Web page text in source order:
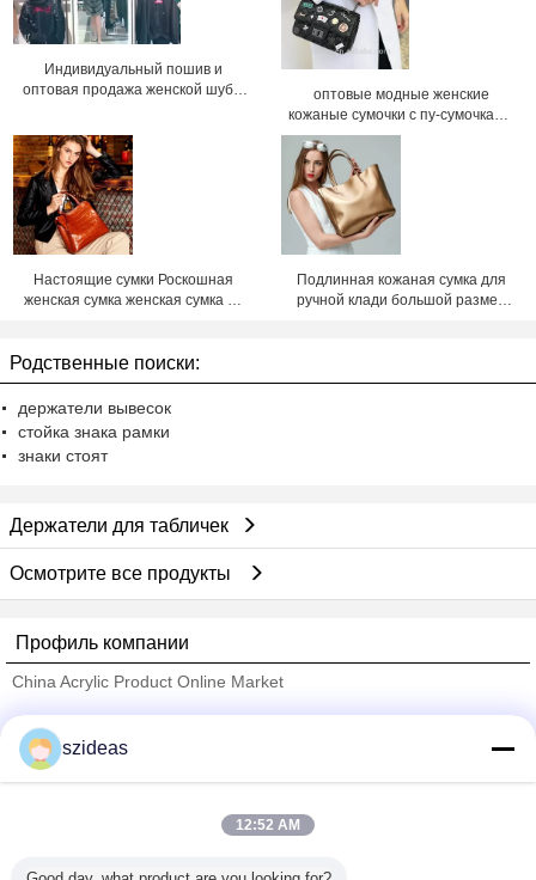
Индивидуальный пошив и
оптовая продажа женской шубы
оптовые модные женские
кожаные сумочки с пу-сумочками,
цепные сумки, сумки с кроссбоди,
заводская цена Shenzhen Lily
Cheng
Настоящие сумки Роскошная
женская сумка женская сумка из
Подлинная кожаная сумка для
ручной клади большой размер
Ченг
Родственные поиски:
держатели вывесок
стойка знака рамки
знаки стоят
Держатели для табличек
Осмотрите все продукты
Профиль компании
China Acrylic Product Online Market
Trust Seal
szideas
12:52 AM